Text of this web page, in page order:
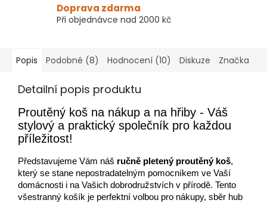
Doprava zdarma
Při objednávce nad 2000 kč
Popis Podobné (8) Hodnocení (10) Diskuze Značka
Detailní popis produktu
Proutěný koš na nákup a na hřiby - Váš
stylový a praktický společník pro každou
příležitost!
Představujeme Vám náš ručně pletený proutěný koš,
který se stane nepostradatelným pomocníkem ve Vaší
domácnosti i na Vašich dobrodružstvích v přírodě. Tento
všestranný košík je perfektní volbou pro nákupy, sběr hub